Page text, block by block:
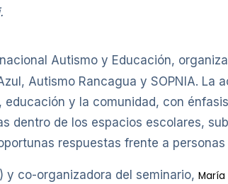
Autismo y Educación,
Autismo Rancagua y SOPNIA.
y la comunidad, con
dentro de los espacios escolares,
respuestas frente a personas
y co-organizadora del seminario, María